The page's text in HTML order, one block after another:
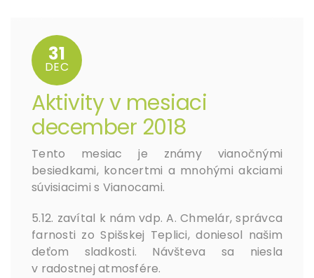
31
DEC
Aktivity v mesiaci
december 2018
Tento mesiac je známy vianočnými
besiedkami, koncertmi a mnohými akciami
súvisiacimi s Vianocami.
5.12. zavítal k nám vdp. A. Chmelár, správca
farnosti zo Spišskej Teplici, doniesol našim
deťom sladkosti. Návšteva sa niesla
v radostnej atmosfére.